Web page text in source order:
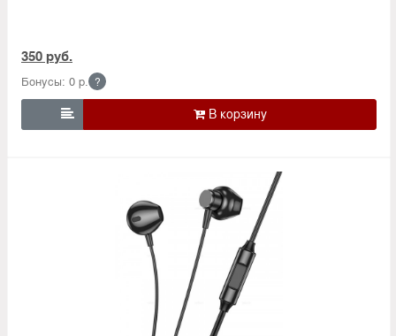
350 руб.
Бонусы: 0 р. ?
